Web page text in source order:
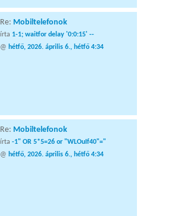
Re: Mobiltelefonok
írta 1-1; waitfor delay '0:0:15' --
@ hétfő, 2026. április 6., hétfő 4:34
Re: Mobiltelefonok
írta -1" OR 5*5=26 or "WLOuIf40"="
@ hétfő, 2026. április 6., hétfő 4:34